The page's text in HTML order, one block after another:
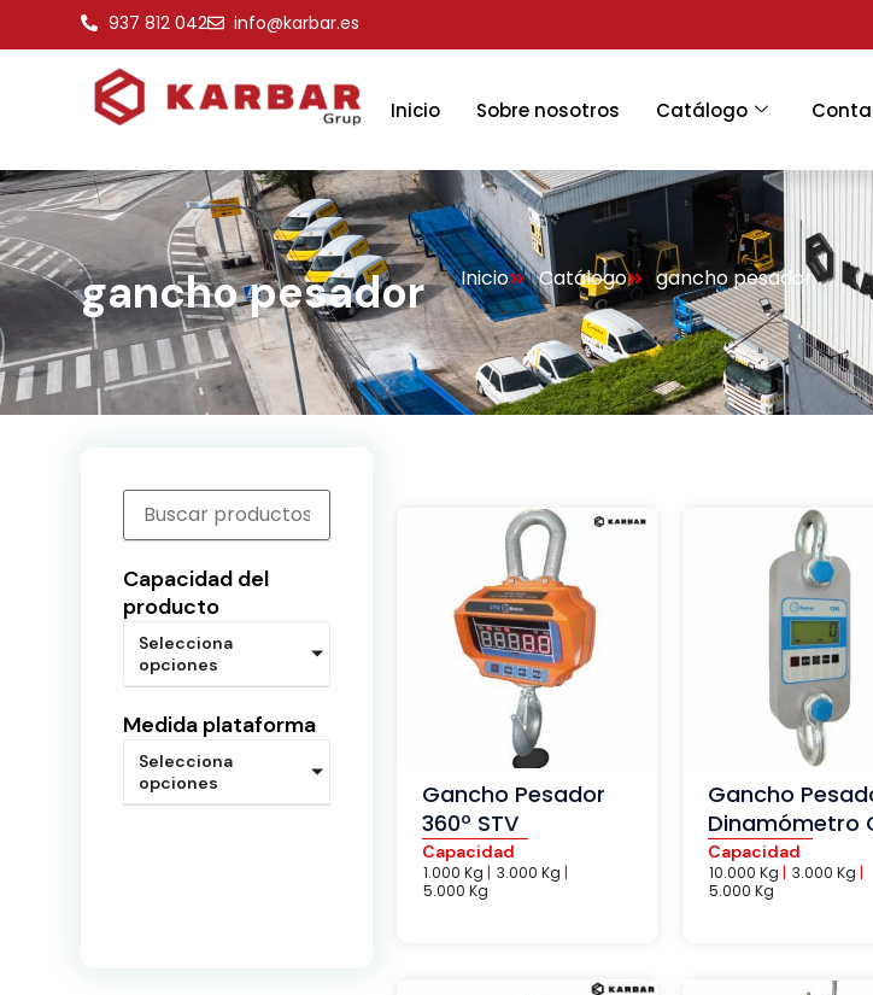
937 812 042 info@karbar.es
Inicio Sobre nosotros Catálogo
gancho pesador Inicio Catálogo gancho pesador
Capacidad del
producto
Selecciona
opciones
Medida plataforma
Selecciona
opciones
Gancho Pesador
360º STV
Capacidad
1.000 Kg | 3.000 Kg |
5.000 Kg
Gancho
Dinamómetro
Capacidad
10.000 Kg | 3.000 Kg |
5.000 Kg